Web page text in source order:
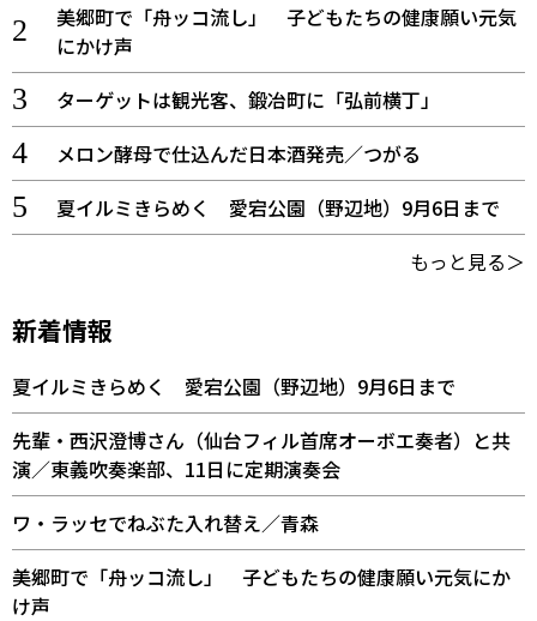
美郷町で「舟ッコ流し」 子どもたちの健康願い元気
にかけ声
ターゲットは観光客、鍛冶町に「弘前横丁」
メロン酵母で仕込んだ日本酒発売／つがる
夏イルミきらめく 愛宕公園（野辺地）9月6日まで
もっと見る＞
新着情報
夏イルミきらめく 愛宕公園（野辺地）9月6日まで
先輩・西沢澄博さん（仙台フィル首席オーボエ奏者）と共
演／東義吹奏楽部、11日に定期演奏会
ワ・ラッセでねぶた入れ替え／青森
美郷町で「舟ッコ流し」 子どもたちの健康願い元気にか
け声